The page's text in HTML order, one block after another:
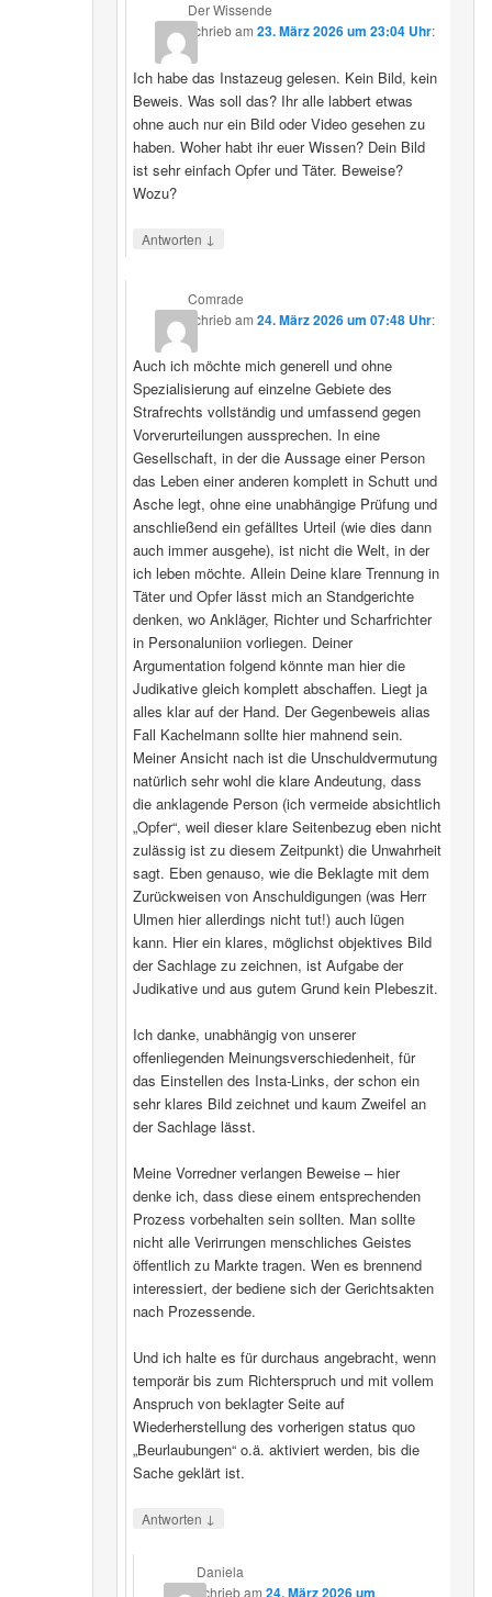
Der Wissende
schriebam23. März 2026 um 23:04 Uhr:
Ich habe das Instazeug gelesen. Kein Bild, kein
Beweis. Was soll das? Ihr alle labbert etwas
ohne auch nur ein Bild oder Video gesehen zu
haben. Woher habt ihr euer Wissen? Dein Bild
ist sehr einfach Opfer und Täter. Beweise?
Wozu?
Antworten ↓
Comrade
schriebam24. März 2026 um 07:48 Uhr:
Auch ich möchte mich generell und ohne
Spezialisierung auf einzelne Gebiete des
Strafrechts vollständig und umfassend gegen
Vorverurteilungen aussprechen. In eine
Gesellschaft, in der die Aussage einer Person
das Leben einer anderen komplett in Schutt und
Asche legt, ohne eine unabhängige Prüfung und
anschließend ein gefälltes Urteil (wie dies dann
auch immer ausgehe), ist nicht die Welt, in der
ich leben möchte. Allein Deine klare Trennung in
Täter und Opfer lässt mich an Standgerichte
denken, wo Ankläger, Richter und Scharfrichter
in Personaluniion vorliegen. Deiner
Argumentation folgend könnte man hier die
Judikative gleich komplett abschaffen. Liegt ja
alles klar auf der Hand. Der Gegenbeweis alias
Fall Kachelmann sollte hier mahnend sein.
Meiner Ansicht nach ist die Unschuldvermutung
natürlich sehr wohl die klare Andeutung, dass
die anklagende Person (ich vermeide absichtlich
„Opfer“, weil dieser klare Seitenbezug eben nicht
zulässig ist zu diesem Zeitpunkt) die Unwahrheit
sagt. Eben genauso, wie die Beklagte mit dem
Zurückweisen von Anschuldigungen (was Herr
Ulmen hier allerdings nicht tut!) auch lügen
kann. Hier ein klares, möglichst objektives Bild
der Sachlage zu zeichnen, ist Aufgabe der
Judikative und aus gutem Grund kein Plebeszit.
Ich danke, unabhängig von unserer
offenliegenden Meinungsverschiedenheit, für
das Einstellen des Insta-Links, der schon ein
sehr klares Bild zeichnet und kaum Zweifel an
der Sachlage lässt.
Meine Vorredner verlangen Beweise – hier
denke ich, dass diese einem entsprechenden
Prozess vorbehalten sein sollten. Man sollte
nicht alle Verirrungen menschliches Geistes
öffentlich zu Markte tragen. Wen es brennend
interessiert, der bediene sich der Gerichtsakten
nach Prozessende.
Und ich halte es für durchaus angebracht, wenn
temporär bis zum Richterspruch und mit vollem
Anspruch von beklagter Seite auf
Wiederherstellung des vorherigen status quo
„Beurlaubungen“ o.ä. aktiviert werden, bis die
Sache geklärt ist.
Antworten ↓
Daniela
schriebam 24. März 2026 um